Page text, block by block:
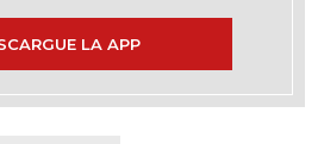
LA APP